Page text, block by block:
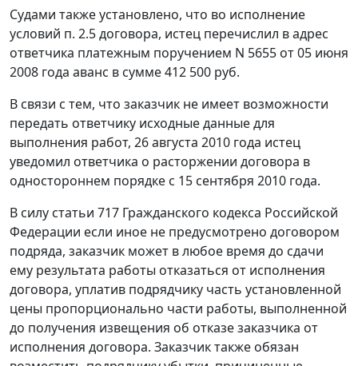
Судами также установлено, что во исполнение
условий п. 2.5 договора, истец перечислил в адрес
ответчика платежным поручением N 5655 от 05 июня
2008 года аванс в сумме 412 500 руб.
В связи с тем, что заказчик не имеет возможности
передать ответчику исходные данные для
выполнения работ, 26 августа 2010 года истец
уведомил ответчика о расторжении договора в
одностороннем порядке с 15 сентября 2010 года.
В силу статьи 717 Гражданского кодекса Российской
Федерации если иное не предусмотрено договором
подряда, заказчик может в любое время до сдачи
ему результата работы отказаться от исполнения
договора, уплатив подрядчику часть установленной
цены пропорционально части работы, выполненной
до получения извещения об отказе заказчика от
исполнения договора. Заказчик также обязан